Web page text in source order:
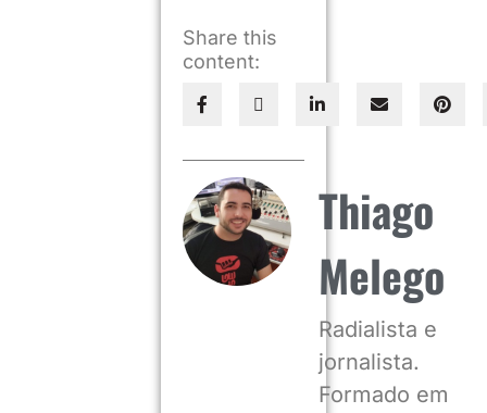
Share this
content:
Thiago
Melego
Radialista e
jornalista.
Formado em